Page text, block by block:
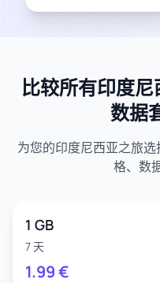
比较所有印度
数据
为您的印度尼西亚之旅
格、数
1 GB
7 天
1.99€